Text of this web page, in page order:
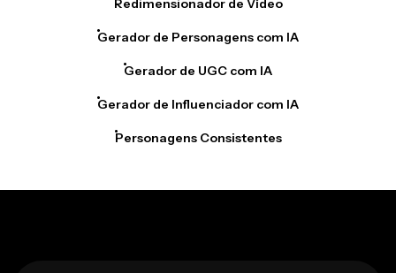
Redimensionador de Vídeo
Gerador de Personagens com IA
Gerador de UGC com IA
Gerador de Influenciador com IA
Personagens Consistentes